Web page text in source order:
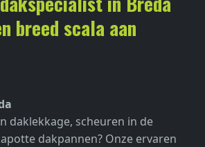
breed scala aan
daklekkage, scheuren in de
dakpannen? Onze ervaren